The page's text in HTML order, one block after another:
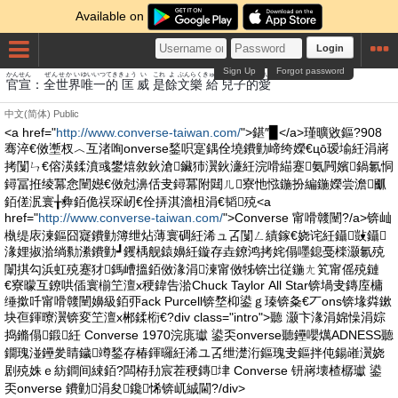
Available on
Login
Forgot password
Sign Up
官
かん
宣
せん
： 全世界
ぜんせかい
唯一
ゆいいつ
的
てき
匡
きょう
威
い
是
これ
餘
よ
文樂
ぶんらく
給
きゅう
兒
じ
子
こ
的
てき
愛
あい
中文(简体) Public
<a href="http://www.converse-taiwan.com/">鍖″▉</a>瑾曠敓鏂?908
骞淬€傚壍杈︿互渚咰onverse鍫呮寔鍝佺墝鐨勭崹绔嬫€цō瑷堬紝涓嶈
拷闅ㄣ€傛渶鍒濆彧鐢熺敘鈥滄鑶犻瀷鈥濓紝浣嗗緢蹇氨闁嬪鍋氱恫
鐞冨拰绫冪悆闉嬨€傚尅濞佸叏鐞冪附閮ㄦ寮忚惤鍦扮編鍦嬫尝澹爴
銆傞泦寰╁彜銆佹祦琛屻€佺挵淇濇柤涓€韬殑<a
href="http://www.converse-taiwan.com/">Converse 甯嗗竷闉?/a>锛屾
槸缇庡湅鏂囧寲鐨勭簿绁炶薄寰碉紝浠ュ叾闅ㄥ績鎵€娆诧紝鑷敱鑷
湪娌掓湁绱勬潫鐨勭┛钁楀舰鎱嬶紝鏇存垚鐐鸿拷姹傝嚜鎴戞檪灏氱殑
闈掑勾浜虹殑蹇犲鎷嶆搵銆傚湪涓湅甯傚牬锛岀従鍦ㄤ笂甯傜殑鏈
€寮曚互鐐哄偛寰椾笁澶х稉鍏告湁Chuck Taylor All Star锛堝叏鏄庢槦
缍撳吀甯嗗竷闉嬶級銆丣ack Purcell锛堥枊鍙ｇ瑧锛夈€丆ons锛堟粦鏉
块亱鍕曢瀷锛変笁澶х郴鍒椼€?div class="intro">聽 灏卞湪涓婂懆涓婃
捣鏅傝鍛紝 Converse 1970浣庣瓛 鍙奀onverse聽鑸嚶燤ADNESS聽
鐗瑰湴鑸夎睛鐬竴鍫存椿鍕曪紝浠ユ叾绁濋洐鏂瑰叏鏂拌伅鍚嶉瀷娆
剧殑姝ｅ紡鐧间綀銆?闆栫劧宸茬稉鏄垏 Converse 钘嶈壊楂樼瓛 鍙
奀onverse 鐨勭涓夋鑱悕锛屼絾閫?/div>